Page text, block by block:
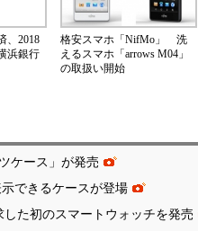
、2018
浜銀行
格安スマホ「NifMo」 洗
えるスマホ「arrows M04」
の取扱い開始
ケース」が発売
できるケースが登場
た初のスマートウォッチを発売